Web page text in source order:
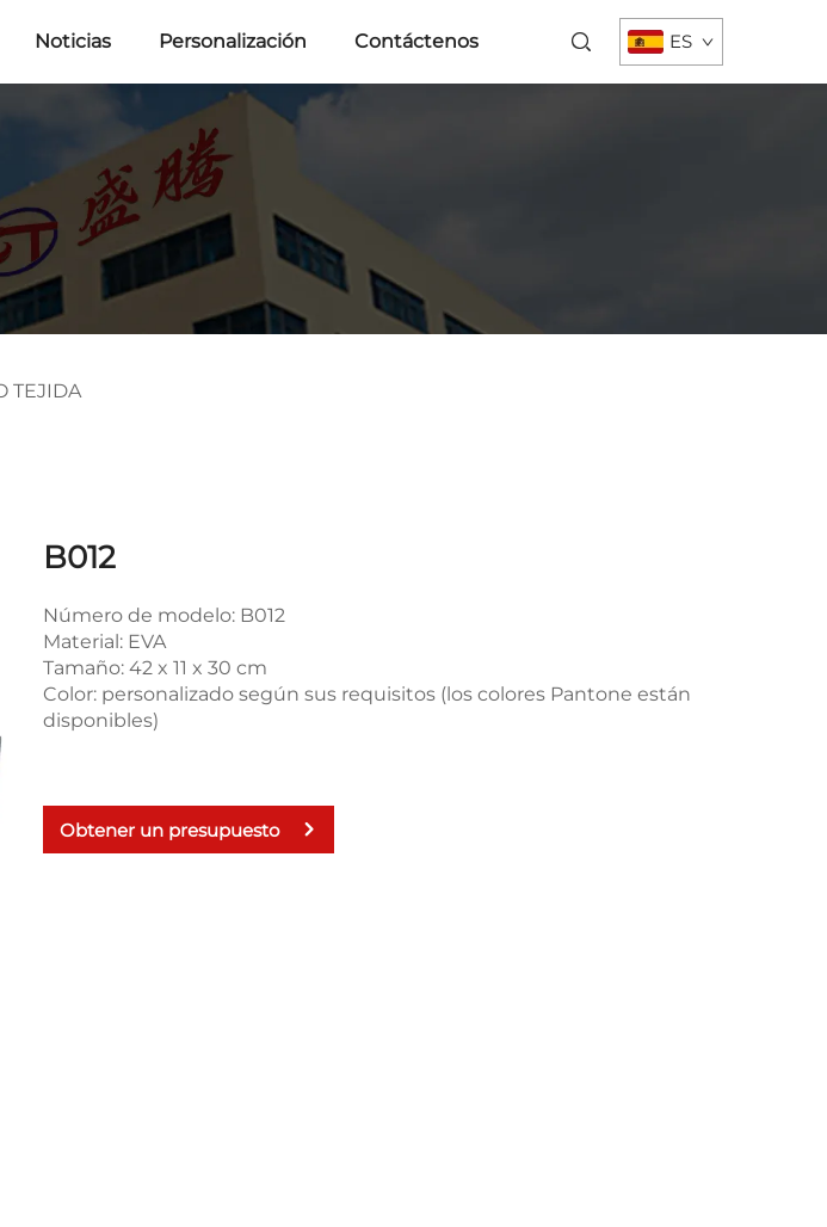
Noticias Personalización Contáctenos ES
TEJIDA
B012
Número de modelo: B012
Material: EVA
Tamaño: 42 x 11 x 30 cm
Color: personalizado según sus requisitos (los colores Pantone están
disponibles)
Obtener un presupuesto